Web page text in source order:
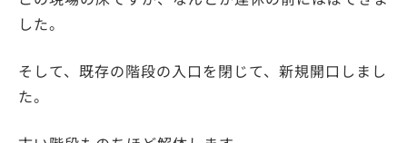
した。
そして、既存の階段の入口を閉じて、新規開口しまし
た。